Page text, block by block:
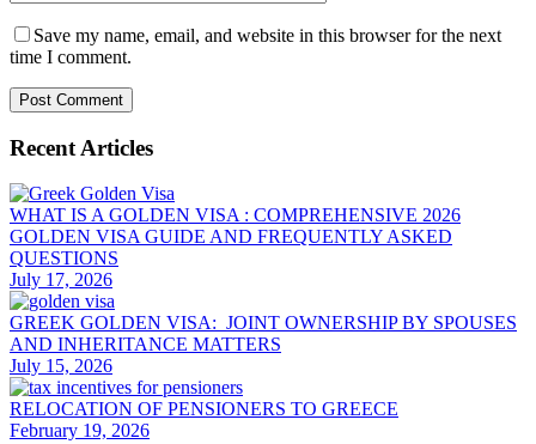
Save my name, email, and website in this browser for the next
time I comment.
Recent Articles
WHAT IS A GOLDEN VISA : COMPREHENSIVE 2026
GOLDEN VISA GUIDE AND FREQUENTLY ASKED
QUESTIONS
July 17, 2026
GREEK GOLDEN VISA: JOINT OWNERSHIP BY SPOUSES
AND INHERITANCE MATTERS
July 15, 2026
RELOCATION OF PENSIONERS TO GREECE
February 19, 2026